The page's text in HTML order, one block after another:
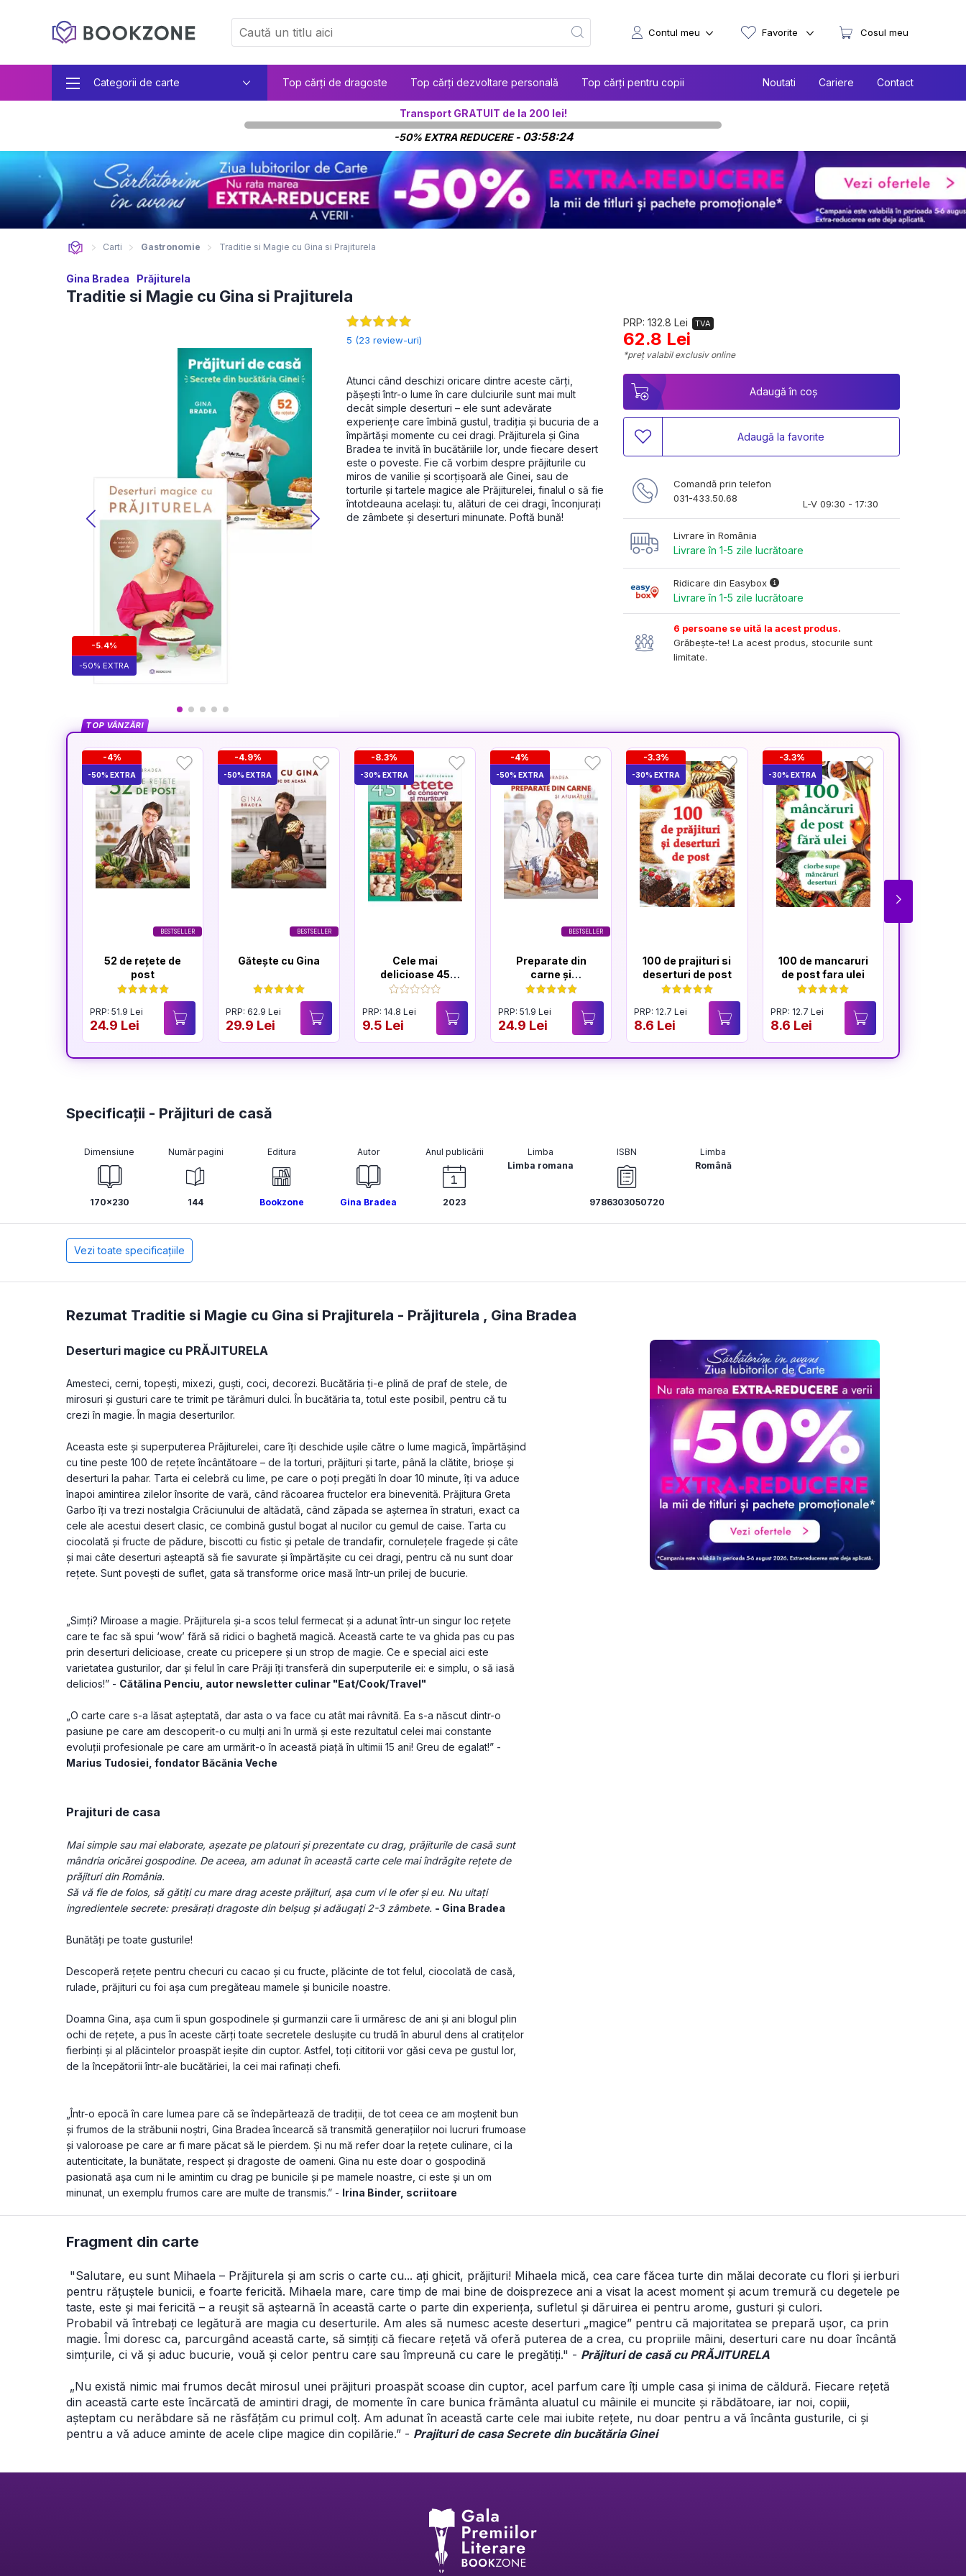
Categorii de carte Top cărți de dragoste Top cărți dezvoltare personală Top cărți pentru copii Noutati Cariere Contact
Contul meu Favorite Cosul meu
Transport GRATUIT de la 200 lei!
-50% EXTRA REDUCERE - 03:58:23
Carti Gastronomie Traditie si Magie cu Gina si Prajiturela
Gina Bradea Prăjiturela
Traditie si Magie cu Gina si Prajiturela
-5.4%
-50% EXTRA
5 (23 review-uri)
PRP: 132.8 Lei TVA
62.8 Lei
*preț valabil exclusiv online
Atunci când deschizi oricare dintre aceste cărți,
pășești într-o lume în care dulciurile sunt mai mult
decât simple deserturi – ele sunt adevărate
experiențe care îmbină gustul, tradiția și bucuria de a
împărtăși momente cu cei dragi. Prăjiturela și Gina
Bradea te invită în bucătăriile lor, unde fiecare desert
este o poveste. Fie că vorbim despre prăjiturile cu
miros de vanilie și scorțișoară ale Ginei, sau de
torturile și tartele magice ale Prăjiturelei, finalul o să fie
întotdeauna același: tu, alături de cei dragi, înconjurați
de zâmbete și deserturi minunate. Poftă bună!
Adaugă în coș
Adaugă la favorite
Comandă prin telefon
031-433.50.68
L-V 09:30 - 17:30
Livrare în România
Livrare în 1-5 zile lucrătoare
Ridicare din Easybox
Livrare în 1-5 zile lucrătoare
6 persoane se uită la acest produs.
Grăbește-te! La acest produs, stocurile sunt
limitate.
TOP VÂNZĂRI
BESTSELLER
-4%
-50% EXTRA
52 de rețete de
post
PRP: 51.9 Lei
24.9 Lei
BESTSELLER
-4.9%
-50% EXTRA
Gătește cu Gina
PRP: 62.9 Lei
29.9 Lei
-8.3%
-30% EXTRA
Cele mai
delicioase 45
retete de
conserve si
muraturi
PRP: 14.8 Lei
9.5 Lei
BESTSELLER
-4%
-50% EXTRA
Preparate din
carne și
afumături
PRP: 51.9 Lei
24.9 Lei
-3.3%
-30% EXTRA
100 de prajituri si
deserturi de post
PRP: 12.7 Lei
8.6 Lei
-3.3%
-30% EXTRA
100 de mancaruri
de post fara ulei
PRP: 12.7 Lei
8.6 Lei
Specificații - Prăjituri de casă
Dimensiune
170x230
Număr pagini
144
Editura
Bookzone
Autor
Gina Bradea
Anul publicării
2023
Limba
Limba romana
ISBN
9786303050720
Limba
Română
Vezi toate specificațiile
Rezumat Traditie si Magie cu Gina si Prajiturela - Prăjiturela , Gina Bradea
Deserturi magice cu PRĂJITURELA
Amesteci, cerni, topești, mixezi, guști, coci, decorezi. Bucătăria ți-e plină de praf de stele, de
mirosuri și gusturi care te trimit pe tărâmuri dulci. În bucătăria ta, totul este posibil, pentru că tu
crezi în magie. În magia deserturilor.
Aceasta este și superputerea Prăjiturelei, care îți deschide ușile către o lume magică, împărtășind
cu tine peste 100 de rețete încântătoare – de la torturi, prăjituri și tarte, până la clătite, brioșe și
deserturi la pahar. Tarta ei celebră cu lime, pe care o poți pregăti în doar 10 minute, îți va aduce
înapoi amintirea zilelor însorite de vară, când răcoarea fructelor era binevenită. Prăjitura Greta
Garbo îți va trezi nostalgia Crăciunului de altădată, când zăpada se așternea în straturi, exact ca
cele ale acestui desert clasic, ce combină gustul bogat al nucilor cu gemul de caise. Tarta cu
ciocolată și fructe de pădure, biscotti cu fistic și petale de trandafir, cornulețele fragede și câte
și mai câte deserturi așteaptă să fie savurate și împărtășite cu cei dragi, pentru că nu sunt doar
rețete. Sunt povești de suflet, gata să transforme orice masă într-un prilej de bucurie.
„Simți? Miroase a magie. Prăjiturela și-a scos telul fermecat și a adunat într-un singur loc rețete
care te fac să spui ‘wow’ fără să ridici o baghetă magică. Această carte te va ghida pas cu pas
prin deserturi delicioase, create cu pricepere și un strop de magie. Ce e special aici este
varietatea gusturilor, dar și felul în care Prăji îți transferă din superputerile ei: e simplu, o să iasă
delicios!” - Cătălina Penciu, autor newsletter culinar "Eat/Cook/Travel"
„O carte care s-a lăsat așteptată, dar asta o va face cu atât mai râvnită. Ea s-a născut dintr-o
pasiune pe care am descoperit-o cu mulți ani în urmă și este rezultatul celei mai constante
Marius Tudosiei, fondator Băcănia Veche
Prajituri de casa
Mai simple sau mai elaborate, așezate pe platouri și prezentate cu drag, prăjiturile de casă sunt
mândria oricărei gospodine. De aceea, am adunat în această carte cele mai îndrăgite reţete de
prăjituri din România.
Să vă fie de folos, să gătiți cu mare drag aceste prăjituri, aşa cum vi le ofer şi eu. Nu uitați
ingredientele secrete: presărați dragoste din belșug și adăugați 2-3 zâmbete. - Gina Bradea
Bunătăți pe toate gusturile!
Descoperă rețete pentru checuri cu cacao și cu fructe, plăcinte de tot felul, ciocolată de casă,
rulade, prăjituri cu foi așa cum pregăteau mamele și bunicile noastre.
Doamna Gina, așa cum îi spun gospodinele și gurmanzii care îi urmăresc de ani și ani blogul plin
ochi de rețete, a pus în aceste cărți toate secretele deslușite cu trudă în aburul dens al cratițelor
fierbinți și al plăcintelor proaspăt ieșite din cuptor. Astfel, toți cititorii vor găsi ceva pe gustul lor,
de la începătorii într-ale bucătăriei, la cei mai rafinați chefi.
„Într-o epocă în care lumea pare că se îndepărtează de tradiții, de tot ceea ce am moștenit bun
și frumos de la străbunii noștri, Gina Bradea încearcă să transmită generațiilor noi lucruri frumoase
și valoroase pe care ar fi mare păcat să le pierdem. Și nu mă refer doar la rețete culinare, ci la
autenticitate, la bunătate, respect și dragoste de oameni. Gina nu este doar o gospodină
pasionată așa cum ni le amintim cu drag pe bunicile și pe mamele noastre, ci este și un om
minunat, un exemplu frumos care are multe de transmis.” - Irina Binder, scriitoare
Fragment din carte
"Salutare, eu sunt Mihaela – Prăjiturela și am scris o carte cu... ați ghicit, prăjituri! Mihaela mică, cea care făcea turte din mălai decorate cu flori și ierburi
pentru rățuștele bunicii, e foarte fericită. Mihaela mare, care timp de mai bine de doisprezece ani a visat la acest moment și acum tremură cu degetele pe
taste, este și mai fericită – a reușit să aștearnă în această carte o parte din experiența, sufletul și dăruirea ei pentru arome, gusturi și culori.
Probabil vă întrebați ce legătură are magia cu deserturile. Am ales să numesc aceste deserturi „magice” pentru că majoritatea se prepară ușor, ca prin
magie. Îmi doresc ca, parcurgând această carte, să simțiți că fiecare rețetă vă oferă puterea de a crea, cu propriile mâini, deserturi care nu doar încântă
simțurile, ci vă și aduc bucurie, vouă și celor pentru care sau împreună cu care le pregătiți." - Prăjituri de casă cu PRĂJITURELA
„Nu există nimic mai frumos decât mirosul unei prăjituri proaspăt scoase din cuptor, acel parfum care îți umple casa și inima de căldură. Fiecare rețetă
din această carte este încărcată de amintiri dragi, de momente în care bunica frământa aluatul cu mâinile ei muncite și răbdătoare, iar noi, copiii,
așteptam cu nerăbdare să ne răsfățăm cu primul colț. Am adunat în această carte cele mai iubite rețete, nu doar pentru a vă încânta gusturile, ci și
pentru a vă aduce aminte de acele clipe magice din copilărie.” - Prajituri de casa Secrete din bucătăria Ginei